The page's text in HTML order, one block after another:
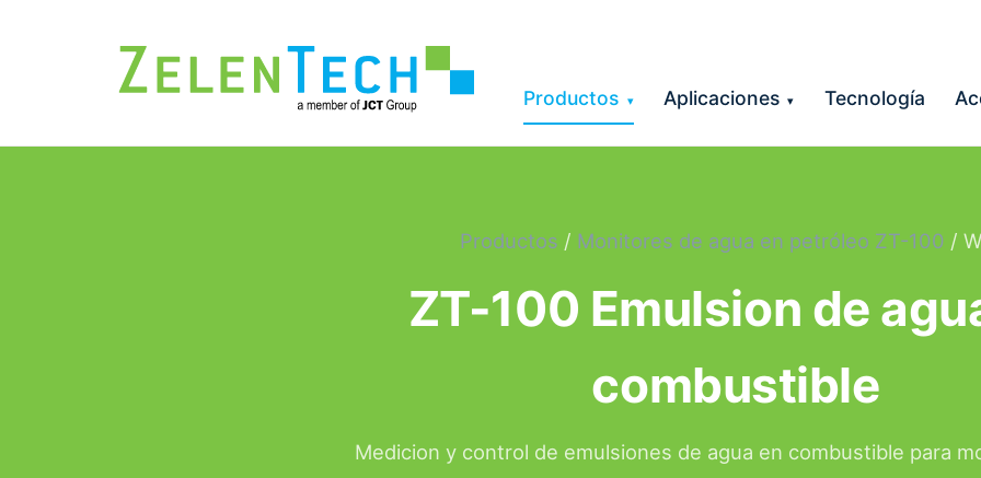
Productos ▾ Aplicaciones ▾ Tecnología
Productos / Monitores de agua en petróleo ZT-100 /
ZT-100 Emulsion de
combustible
Medicion y control de emulsiones de agua en combustible para